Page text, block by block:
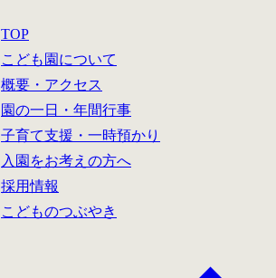
TOP
こども園について
概要・アクセス
園の一日・年間行事
子育て支援・一時預かり
入園をお考えの方へ
採用情報
こどものつぶやき